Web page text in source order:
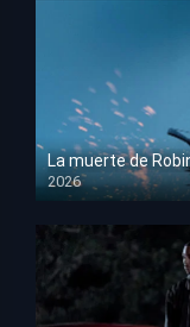
La muerte de
2026
HD 1080p